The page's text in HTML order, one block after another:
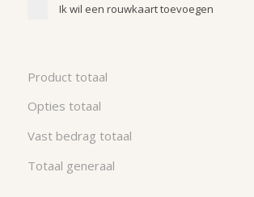
Ik wil een rouwkaart toevoegen
Product totaal
Opties totaal
Vast bedrag totaal
Totaal generaal